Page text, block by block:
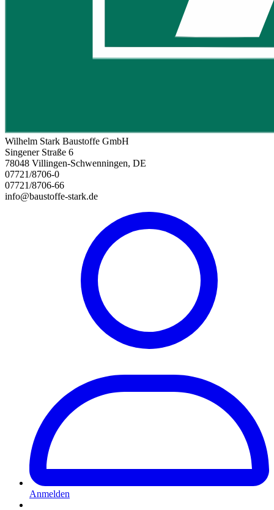
Wilhelm Stark Baustoffe GmbH
Singener Straße 6
78048 Villingen-Schwenningen, DE
07721/8706-0
07721/8706-66
info@baustoffe-stark.de
Anmelden